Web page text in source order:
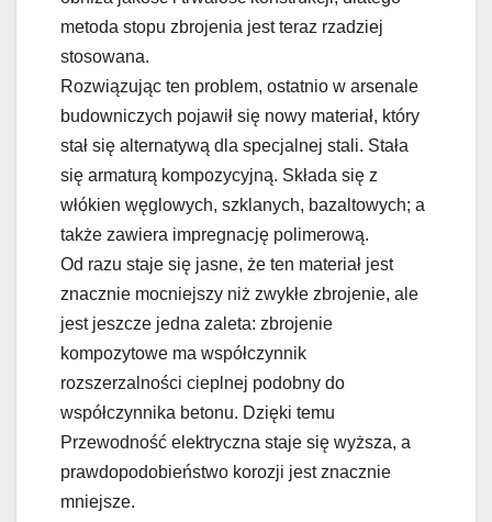
metoda stopu zbrojenia jest teraz rzadziej
stosowana.
Rozwiązując ten problem, ostatnio w arsenale
budowniczych pojawił się nowy materiał, który
stał się alternatywą dla specjalnej stali. Stała
się armaturą kompozycyjną. Składa się z
włókien węglowych, szklanych, bazaltowych; a
także zawiera impregnację polimerową.
Od razu staje się jasne, że ten materiał jest
znacznie mocniejszy niż zwykłe zbrojenie, ale
jest jeszcze jedna zaleta: zbrojenie
kompozytowe ma współczynnik
rozszerzalności cieplnej podobny do
współczynnika betonu. Dzięki temu
Przewodność elektryczna staje się wyższa, a
prawdopodobieństwo korozji jest znacznie
mniejsze.